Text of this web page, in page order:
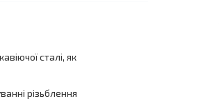
сталі, як
різьблення